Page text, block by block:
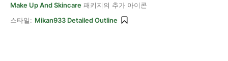
Make Up And Skincare 패키지의 추가 아이콘
스타일: Mikan933 Detailed Outline